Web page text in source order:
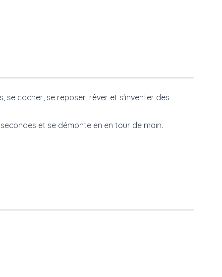
se cacher, se reposer, rêver et s'inventer des
et se démonte en en tour de main.